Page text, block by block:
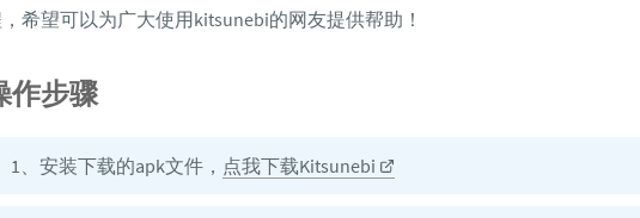
希望可以为广大使用kitsunebi的网友提供帮助！
作步骤
1、安装下载的apk文件， 点我下载Kitsunebi